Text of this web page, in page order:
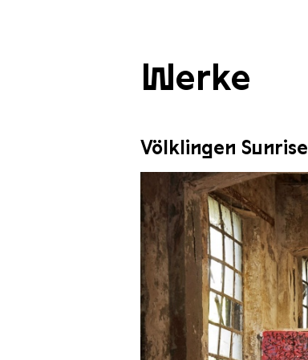
Werke
Völklingen Sunrise